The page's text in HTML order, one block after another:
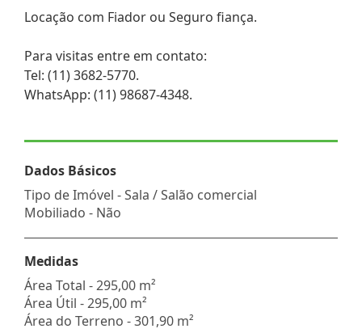
Locação com Fiador ou Seguro fiança.
Para visitas entre em contato:
Tel: (11) 3682-5770.
WhatsApp: (11) 98687-4348.
Dados Básicos
Tipo de Imóvel - Sala / Salão comercial
Mobiliado - Não
Medidas
Área Total - 295,00 m²
Área Útil - 295,00 m²
Área do Terreno - 301,90 m²